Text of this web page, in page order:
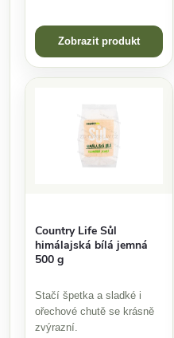
Zobrazit produkt
Country Life Sůl
himálajská bílá jemná
500 g
Stačí špetka a sladké i
ořechové chutě se krásně
zvýrazní.